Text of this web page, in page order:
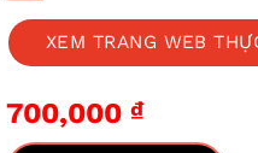
XEM TRANG WEB
700,000 ₫